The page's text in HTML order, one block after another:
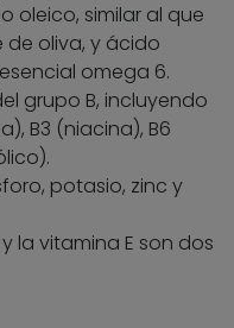
oleico, similar al que
de oliva, y ácido
omega 6.
grupo B, incluyendo
B3 (niacina), B6
potasio, zinc y
la vitamina E son dos